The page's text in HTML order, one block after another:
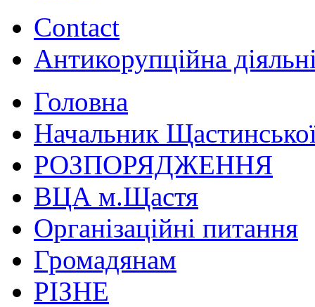
Contact
Антикорупційна
Головна
Начальник
РОЗПОРЯДЖЕННЯ
ВЦА м.Щастя
Організаційні питання
Громадянам
РІЗНЕ